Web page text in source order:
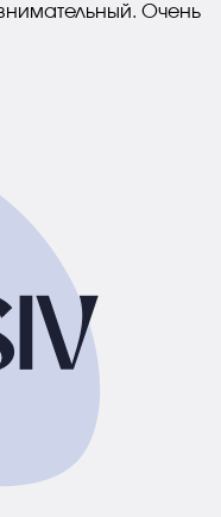
Очень